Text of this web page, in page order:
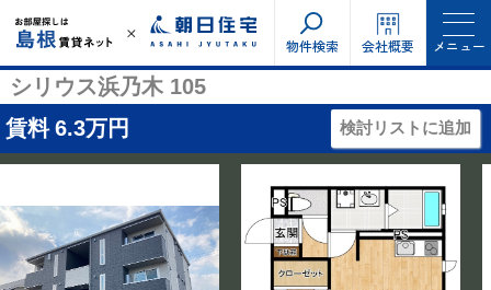
物件検索 会社概要 メニュー
シリウス浜乃木 105
賃料 6.3万円 検討リストに追加